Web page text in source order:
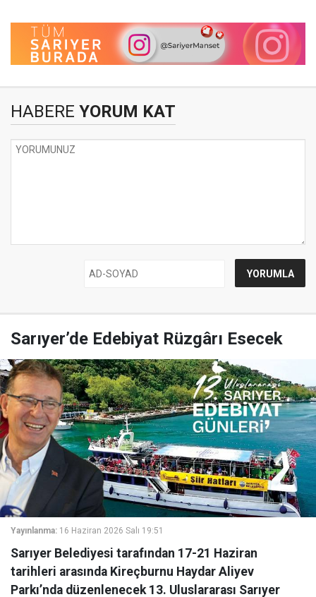
HABERE YORUM KAT
Sarıyer’de Edebiyat Rüzgârı Esecek
Yayınlanma: 16 Haziran 2026 Salı 19:51
Sarıyer Belediyesi tarafından 17-21 Haziran
tarihleri arasında Kireçburnu Haydar Aliyev
Parkı’nda düzenlenecek 13. Uluslararası Sarıyer